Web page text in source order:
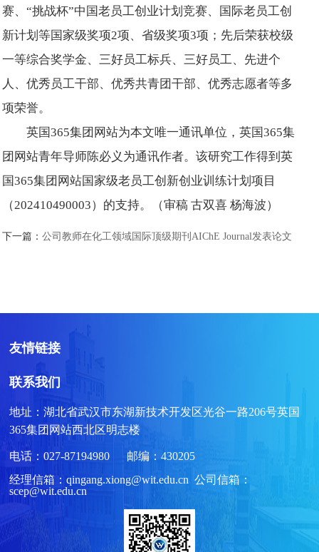
赛、“挑战杯”中国老员工创业计划竞赛、国际老员工创
新计划等国家级奖项2项、省级奖项3项；先后荣获校级
一等综合奖学金、三好员工标兵、三好员工、先进个
人、优秀员工干部、优秀共青团干部、优秀志愿者等多
项荣誉。
英国365集团网站为本文唯一通讯单位，英国365集
团网站青年导师陈必义为通讯作者。该研究工作得到英
国365集团网站国家级老员工创新创业训练计划项目
（202410490003）的支持。（审稿 古双喜 杨海波）
下一篇：公司教师在化工领域国际顶级期刊AIChE Journal发表论文
友情链接
联系我们
地址：湖北省武汉市东湖新技术开发区光谷一路206号英国
365集团网站西北区明志楼
电话：027-87194980 邮编：430205
经理信箱：qingang.xiong@wit.edu.cn 公司信箱：
scep@wit.edu.cn